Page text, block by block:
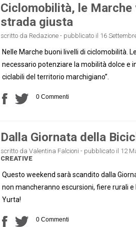
Ciclomobilità, le Marche
strada giusta
scritto da Redazione - pubblicato il 16
Nelle Marche buoni livelli di ciclomobilità.
necessario potenziare la mobilità dolce e
ciclabili del territorio marchigiano”.
0 Commenti
Dalla Giornata della
scritto da Valentina Falcioni - pubblicato il 12
CREATIVE
Questo weekend sarà scandito dalla
non mancheranno escursioni, fiere rurali
Yurta!
0 Commenti